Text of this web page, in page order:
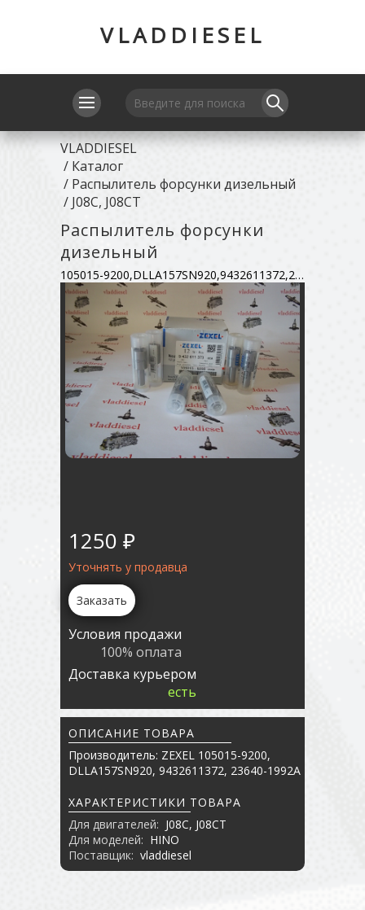
VLADDIESEL
VLADDIESEL
/ Каталог
/ Распылитель форсунки дизельный
/ J08C, J08CT
Распылитель форсунки
дизельный
105015-9200,DLLA157SN920,9432611372,23640-1992A
1250 ₽
Уточнять у продавца
Заказать
Условия продажи
100% оплата
Доставка курьером
есть
ОПИСАНИЕ ТОВАРА
Производитель: ZEXEL 105015-9200,
DLLA157SN920, 9432611372, 23640-1992A
ХАРАКТЕРИСТИКИ ТОВАРА
Для двигателей: J08C, J08CT
Для моделей: HINO
Поставщик: vladdiesel